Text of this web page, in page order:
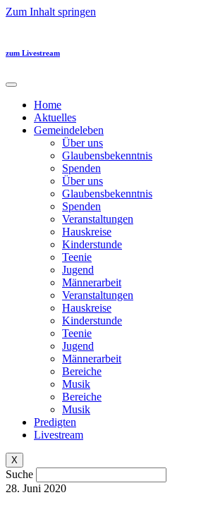
Zum Inhalt springen
zum Livestream
Home
Aktuelles
Gemeindeleben
Über uns
Glaubensbekenntnis
Spenden
Über uns
Glaubensbekenntnis
Spenden
Veranstaltungen
Hauskreise
Kinderstunde
Teenie
Jugend
Männerarbeit
Veranstaltungen
Hauskreise
Kinderstunde
Teenie
Jugend
Männerarbeit
Bereiche
Musik
Bereiche
Musik
Predigten
Livestream
X
Suche
28. Juni 2020